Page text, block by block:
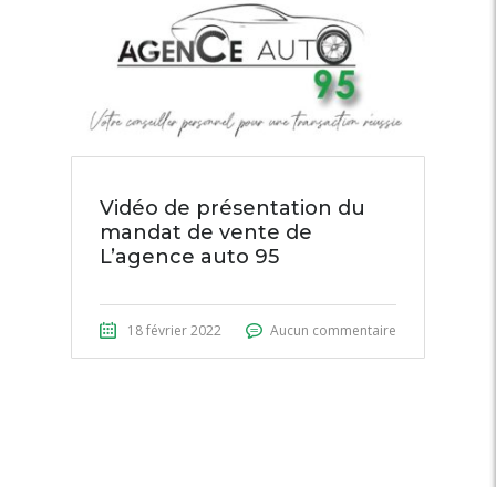
Vidéo de présentation du
mandat de vente de
L’agence auto 95
18 février 2022 Aucun commentaire